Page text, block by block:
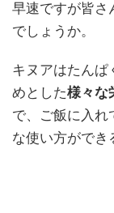
早速ですが皆さ
でしょうか。
キヌアはたんぱ
めとした様々な
で、ご飯に入れ
な使い方ができ